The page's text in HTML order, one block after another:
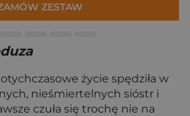
ZESTAW
życie spędziła w
nieśmiertelnych sióstr i
czuła się trochę nie na